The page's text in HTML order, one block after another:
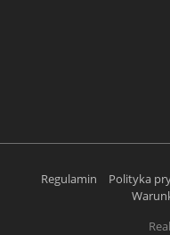
Regulamin Polityka